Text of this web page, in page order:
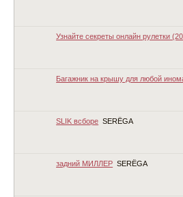
Узнайте секреты онлайн рулетки
Багажник на крышу для любой
SLIK всборе SERЁGA
задний МИЛЛЕР SERЁGA